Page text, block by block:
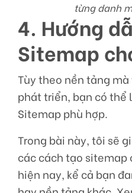
từng danh
4. Hướng
Sitemap
Tùy theo nền tảng
phát triển, bạn có thể
Sitemap phù hợp.
Trong bài này, tôi sẽ
các cách tạo sitemap
hiện nay, kể cả bạn